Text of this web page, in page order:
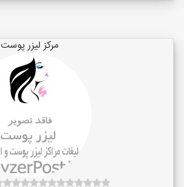
مرکز لیزر پوست